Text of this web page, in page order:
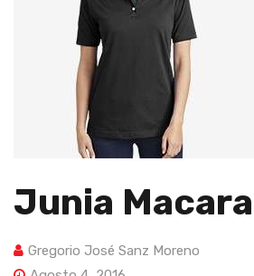
Junia Macara
Gregorio José Sanz Moreno